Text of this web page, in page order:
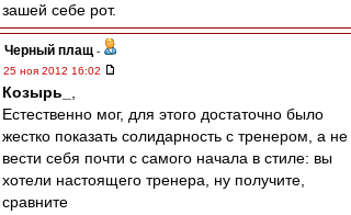
зашей себе рот.
Черный плащ -
25 ноя 2012 16:02
Козырь_
Естественно мог, для этого достаточно было
жестко показать солидарность с тренером, а не
вести себя почти с самого начала в стиле: вы
хотели настоящего тренера, ну получите,
сравните